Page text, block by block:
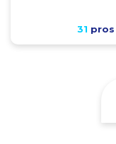
31 pros